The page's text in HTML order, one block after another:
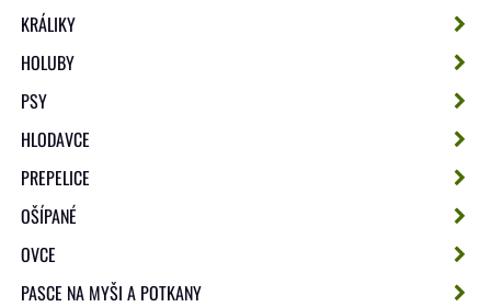
KRÁLIKY
HOLUBY
PSY
HLODAVCE
PREPELICE
OŠÍPANÉ
OVCE
PASCE NA MYŠI A POTKANY